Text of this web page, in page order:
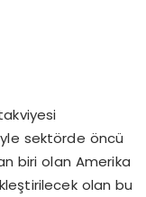
sektörde öncü
biri olan Amerika
olan bu